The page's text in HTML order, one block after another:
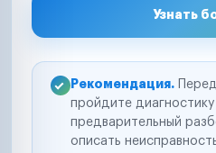
Узнать
Рекомендация.
пройдите
предварительный
описать